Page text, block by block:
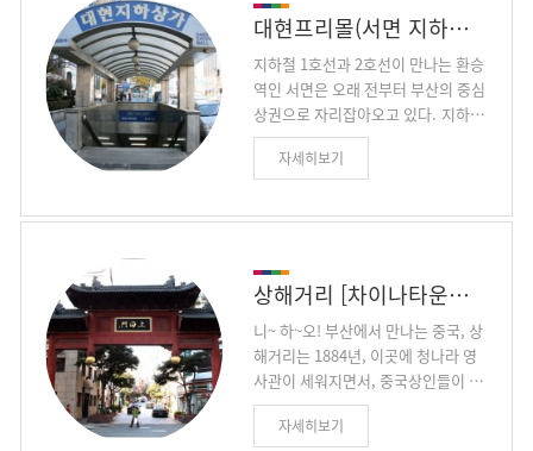
대현프리몰(서면 지하상가)
지하철 1호선과 2호선이 만나는 환승
역인 서면은 오래 전부터 부산의 중심
상권으로 자리잡아오고 있다. 지하철
을 내리면 부전시장과 대현 지하상가
롯데 백화점이 이어지기 때문에 당연
을 잡기 위해서 많은 상점들이 늘어서
들이 많다. 상가를 따라 가다 보면 유
명 브랜드 가게들도 보이고 상설점도
보이기도 하는데 가게마다 아름다운
옷들이 세련되게 디스플레이 되어 있
다. 더구나 얼마 전에 서면지하상가가
오랜 때를 벗기는 전면 리모델링 공사
를 통해 전기배선, 공기청정시설은 물
자세히보기
상해거리 [차이나타운특구]
니~ 하~오! 부산에서 만나는 중국, 상
해거리는 1884년, 이곳에 청나라 영
사관이 세워지면서, 중국상인들이 점
포를 겸한 주택가를 형성해 지금껏 터
를 잡아온 곳이다. 지금도 중국풍의
자세히보기